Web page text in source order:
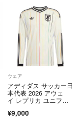
ウェア
アディダス サッカー日
本代表 2026 アウェ
イ レプリカ ユニフォ
¥9,000